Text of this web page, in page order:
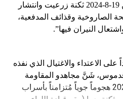
المقاومة الإسلامية يوم الاثنين 19-8-2024 ثكنة زرعيت وانتشار
الصاروخية وقذائف المدفعية،
النيران فيها”.
الاعتداء والاغتيال الذي نفذه
قدموس، شَنَّ مجاهدو المقاومة
الإسلامية يوم الاثنين 19-8-2024 هجوماً جوياً مُتزامناً بأسراب